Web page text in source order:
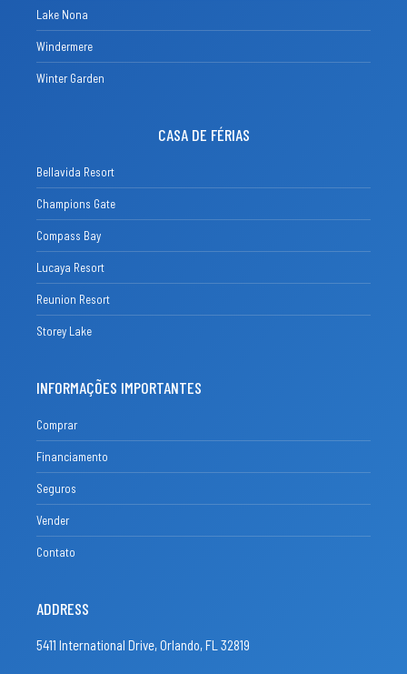
Windermere
Winter Garden
Champions Gate
Compass Bay
Lucaya Resort
Reunion Resort
Storey Lake
Comprar
Financiamento
Seguros
Vender
Contato
5411 International Drive, Orlando, FL 32819